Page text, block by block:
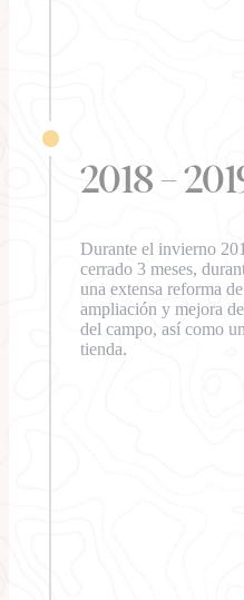
2018 –
Durante el invierno
cerrado 3 meses,
una extensa reforma
ampliación y mejora
del campo, así como
tienda.